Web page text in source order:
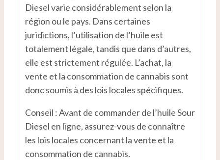
Diesel varie considérablement selon la
région ou le pays. Dans certaines
juridictions, l’utilisation de l’huile est
totalement légale, tandis que dans d’autres,
elle est strictement régulée. L’achat, la
vente et la consommation de cannabis sont
donc soumis à des lois locales spécifiques.
Conseil : Avant de commander de l’huile Sour
Diesel en ligne, assurez-vous de connaître
les lois locales concernant la vente et la
consommation de cannabis.